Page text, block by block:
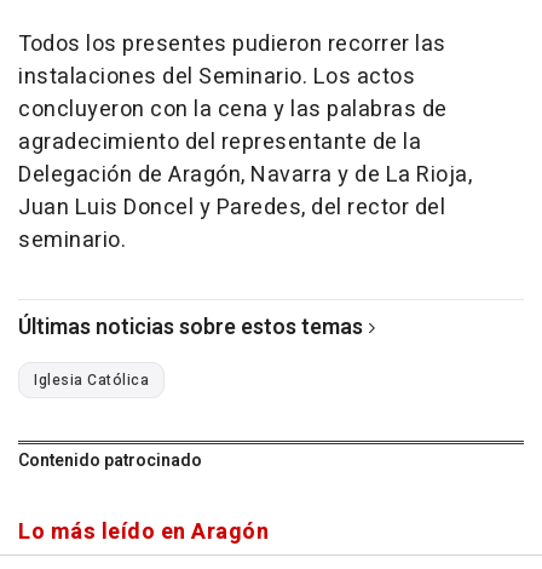
Todos los presentes pudieron recorrer las
instalaciones del Seminario. Los actos
concluyeron con la cena y las palabras de
agradecimiento del representante de la
Delegación de Aragón, Navarra y de La Rioja,
Juan Luis Doncel y Paredes, del rector del
seminario.
Últimas noticias sobre estos temas
Iglesia Católica
Contenido patrocinado
Lo más leído en Aragón